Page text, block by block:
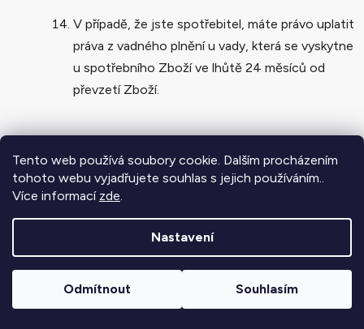
Tento web používá soubory cookie. Dalším procházením
tohoto webu vyjadřujete souhlas s jejich používáním..
Více informací zde.
Nastavení
Odmítnout Souhlasím
V případě, že jste spotřebitel, máte právo uplatit
práva z vadného plnění u vady, která se vyskytne
u spotřebního Zboží ve lhůtě 24 měsíců od
převzetí Zboží.
K odstoupení od Smlouvy, tedy k ukončení
počátku, může dojít z důvodů a způsoby
uvedenými v tomto článku, případně v dalších